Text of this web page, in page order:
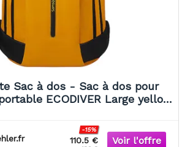
Sac à dos - Sac à dos pour
ECODIVER Large yellow
110.5 €
-15%